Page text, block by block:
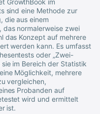
sind eine Methode zur
die aus einem
normalerweise zwei
das Konzept auf mehrere
werden kann. Es umfasst
oder „Zwei-
im Bereich der Statistik
Möglichkeit, mehrere
vergleichen,
Probanden auf
wird und ermittelt
ist.